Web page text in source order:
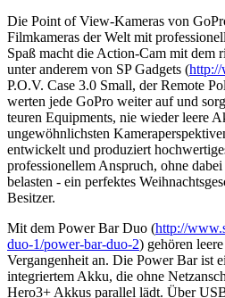
Die Point of View-Kameras von
Filmkameras der Welt mit
Spaß macht die Action-Cam mit dem
unter anderem von SP Gadgets (http://
P.O.V. Case 3.0 Small, der Remote
werten jede GoPro weiter auf und
teuren Equipments, nie wieder leere
ungewöhnlichsten
entwickelt und produziert
professionellem Anspruch, ohne
belasten - ein perfektes
Besitzer.
Mit dem Power Bar Duo (http://
duo-1/power-bar-duo-2) gehören
Vergangenheit an. Die Power Bar ist
integriertem Akku, die ohne
Hero3+ Akkus parallel lädt. Über